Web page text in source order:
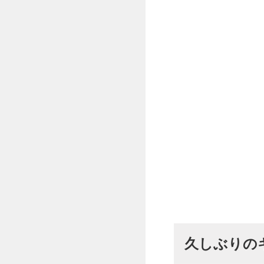
久しぶりの